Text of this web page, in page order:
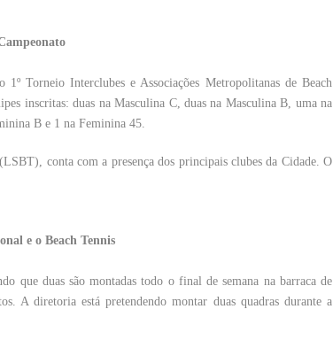
Torneio Interclubes e Associações Metropolitanas de Beach
inscritas: duas na Masculina C, duas na Masculina B, uma na
B e 1 na Feminina 45.
conta com a presença dos principais clubes da Cidade. O
e o Beach Tennis
que duas são montadas todo o final de semana na barraca de
A diretoria está pretendendo montar duas quadras durante a